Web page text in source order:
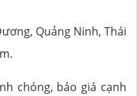
Quảng Ninh, Thái
chóng, báo giá cạnh